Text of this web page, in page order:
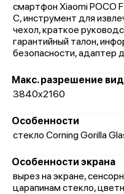
смартфон Xiaomi POCO
C, инструмент для
чехол, краткое
гарантийный талон,
безопасности, адаптер
Макс. разрешение
3840x2160
Особенности
стекло Corning Gorilla
Особенности экрана
вырез на экране,
царапинам стекло,